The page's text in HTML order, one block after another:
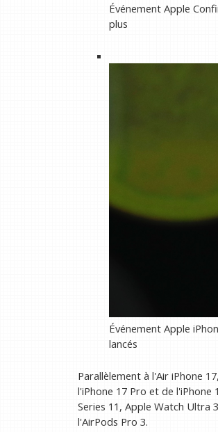
Événement Apple
plus
Événement Apple
lancés
Parallèlement à l'Air iPhone
l'iPhone 17 Pro et de
Series 11, Apple Watch Ultra
l'AirPods Pro 3.